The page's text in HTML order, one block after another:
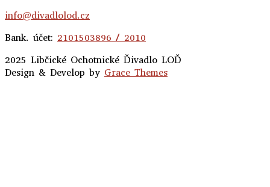
info@divadlolod.cz
Bank. účet: 2101503896 / 2010
2025 Libčické Ochotnické Ďivadlo LOĎ
Design & Develop by Grace Themes